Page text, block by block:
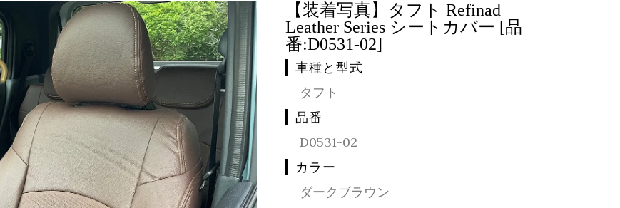
【装着写真】タフト Refinad
Leather Series シートカバー [品
番:D0531-02]
車種と型式
タフト
品番
D0531-02
カラー
ダークブラウン